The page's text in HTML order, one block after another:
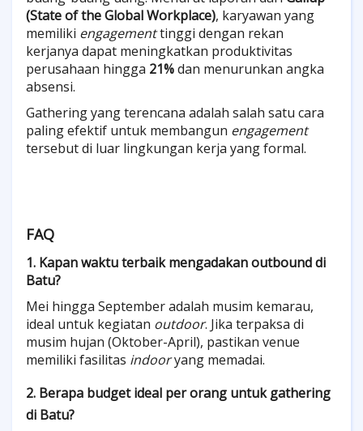
(State of the Global Workplace), karyawan yang
memiliki engagementtinggi dengan rekan
kerjanya dapat meningkatkan produktivitas
perusahaan hingga 21%dan menurunkan angka
absensi.
Gathering yang terencana adalah salah satu cara
paling efektif untuk membangun engagement
tersebut di luar lingkungan kerja yang formal.
FAQ
1. Kapan waktu terbaik mengadakan outbound di
Batu?
Mei hingga September adalah musim kemarau,
ideal untuk kegiatan outdoor. Jika terpaksa di
musim hujan (Oktober-April), pastikan venue
memiliki fasilitas indooryang memadai.
2. Berapa budget ideal per orang untuk gathering
di Batu?